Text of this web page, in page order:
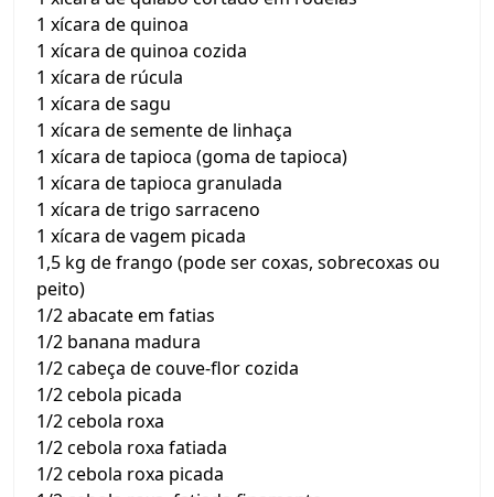
1 xícara de quinoa
1 xícara de quinoa cozida
1 xícara de rúcula
1 xícara de sagu
1 xícara de semente de linhaça
1 xícara de tapioca (goma de tapioca)
1 xícara de tapioca granulada
1 xícara de trigo sarraceno
1 xícara de vagem picada
1,5 kg de frango (pode ser coxas, sobrecoxas ou
peito)
1/2 abacate em fatias
1/2 banana madura
1/2 cabeça de couve-flor cozida
1/2 cebola picada
1/2 cebola roxa
1/2 cebola roxa fatiada
1/2 cebola roxa picada